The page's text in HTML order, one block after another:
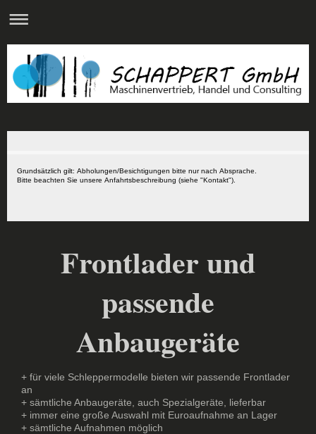
Grundsätzlich gilt: Abholungen/Besichtigungen bitte nur nach Absprache.
Bitte beachten Sie unsere Anfahrtsbeschreibung (siehe "Kontakt").
Frontlader und
passende
Anbaugeräte
+ für viele Schleppermodelle bieten wir passende Frontlader
an
+ sämtliche Anbaugeräte, auch Spezialgeräte, lieferbar
+ immer eine große Auswahl mit Euroaufnahme an Lager
+ sämtliche Aufnahmen möglich